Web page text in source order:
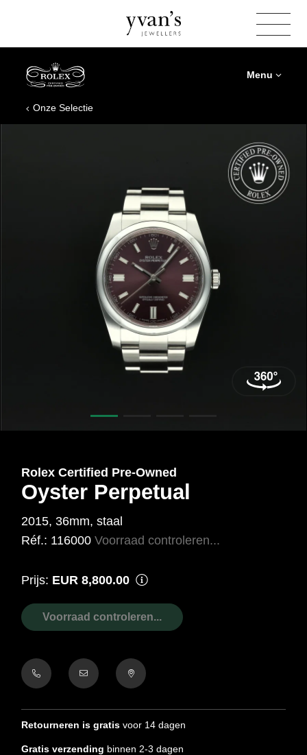
Yvan's
Menu
Onze Selectie
Rolex Certified Pre‑Owned
Oyster Perpetual
2015, 36mm, staal
Réf.: 116000Voorraad controleren...
Prijs: EUR 8,800.00
Voorraad controleren...
Retourneren is gratis voor 14 dagen
Gratis verzending binnen 2-3 dagen